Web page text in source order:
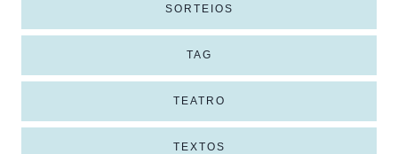
SORTEIOS
TAG
TEATRO
TEXTOS